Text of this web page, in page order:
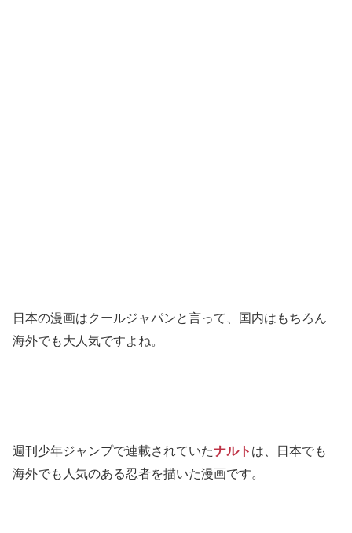
日本の漫画はクールジャパンと言って、国内はもちろん
海外でも大人気ですよね。
週刊少年ジャンプで連載されていたナルト は、日本でも
海外でも人気のある忍者を描いた漫画です。